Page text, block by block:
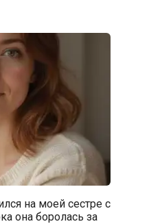
на моей сестре с
она боролась за